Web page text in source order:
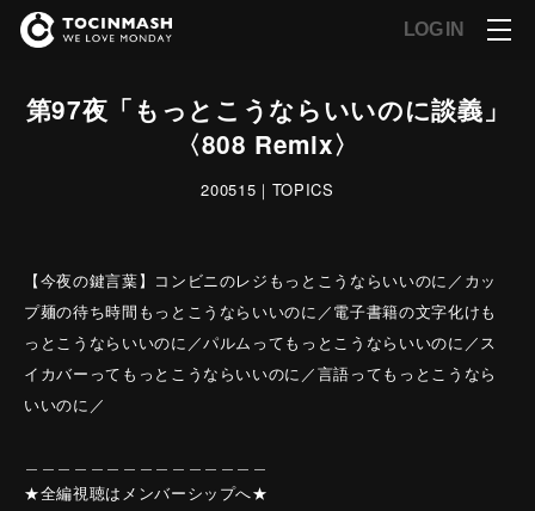
LOG IN
第97夜「もっとこうならいいのに談義」
〈808 Remix〉
200515｜TOPICS
【今夜の鍵言葉】コンビニのレジもっとこうならいいのに／カッ
プ麺の待ち時間もっとこうならいいのに／電子書籍の文字化けも
っとこうならいいのに／パルムってもっとこうならいいのに／ス
イカバーってもっとこうならいいのに／言語ってもっとこうなら
いいのに／
★全編視聴はメンバーシップへ★